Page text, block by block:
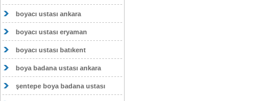
boyacı ustası ankara
boyacı ustası eryaman
boyacı ustası batıkent
boya badana ustası ankara
şentepe boya badana ustası